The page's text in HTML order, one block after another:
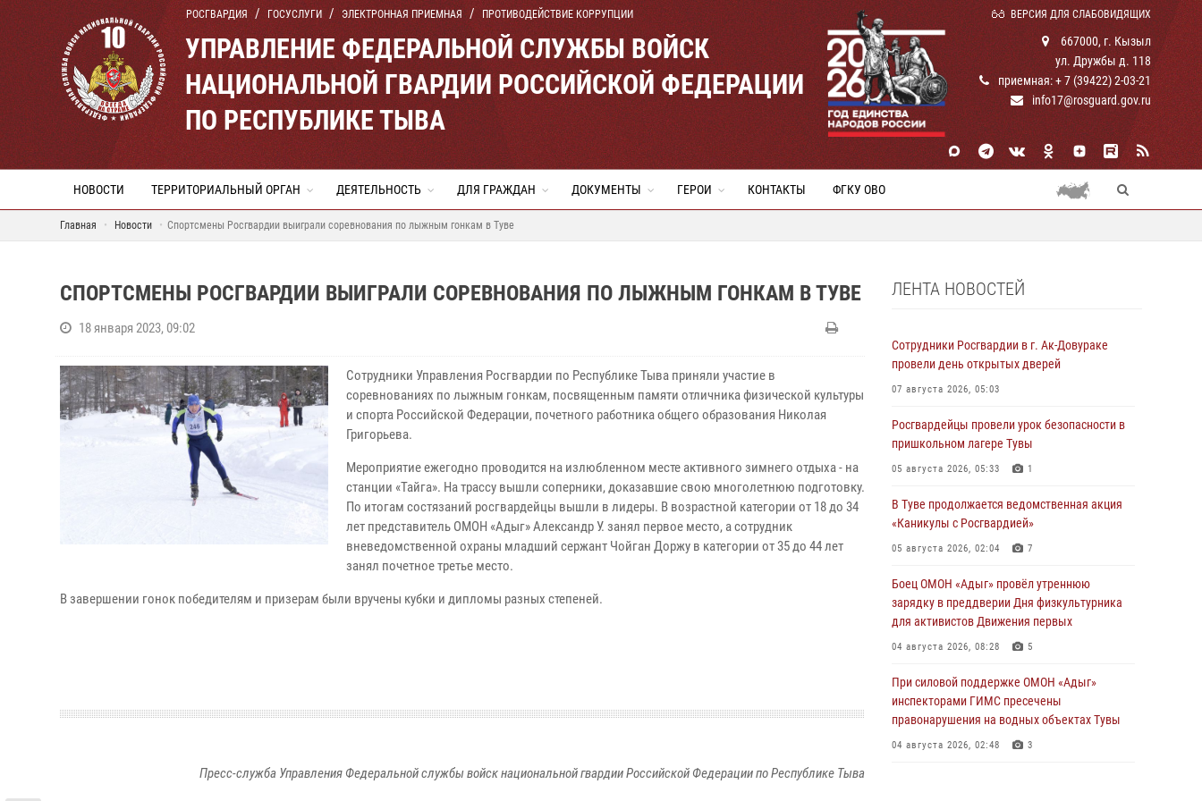
РОСГВАРДИЯ ГОСУСЛУГИ ЭЛЕКТРОННАЯ ПРИЕМНАЯ ПРОТИВОДЕЙСТВИЕ КОРРУПЦИИ ВЕРСИЯ ДЛЯ СЛАБОВИДЯЩИХ
УПРАВЛЕНИЕ ФЕДЕРАЛЬНОЙ СЛУЖБЫ ВОЙСК
НАЦИОНАЛЬНОЙ ГВАРДИИ РОССИЙСКОЙ ФЕДЕРАЦИИ
ПО РЕСПУБЛИКЕ ТЫВА
667000, г. Кызыл
ул. Дружбы д. 118
приемная: + 7 (39422) 2-03-21
info17@rosguard.gov.ru
НОВОСТИ ТЕРРИТОРИАЛЬНЫЙ ОРГАН ДЕЯТЕЛЬНОСТЬ ДЛЯ ГРАЖДАН ДОКУМЕНТЫ ГЕРОИ КОНТАКТЫ ФГКУ ОВО
Главная Новости Спортсмены Росгвардии выиграли соревнования по лыжным гонкам в Туве
СПОРТСМЕНЫ РОСГВАРДИИ ВЫИГРАЛИ СОРЕВНОВАНИЯ ПО ЛЫЖНЫМ ГОНКАМ В ТУВЕ
18 января 2023, 09:02
Сотрудники Управления Росгвардии по Республике Тыва приняли участие в
соревнованиях по лыжным гонкам, посвященным памяти отличника физической культуры
и спорта Российской Федерации, почетного работника общего образования Николая
Григорьева.
Мероприятие ежегодно проводится на излюбленном месте активного зимнего отдыха - на
станции «Тайга». На трассу вышли соперники, доказавшие свою многолетнюю подготовку.
По итогам состязаний росгвардейцы вышли в лидеры. В возрастной категории от 18 до 34
лет представитель ОМОН «Адыг» Александр У. занял первое место, а сотрудник
вневедомственной охраны младший сержант Чойган Доржу в категории от 35 до 44 лет
занял почетное третье место.
В завершении гонок победителям и призерам были вручены кубки и дипломы разных степеней.
Пресс-служба Управления Федеральной службы войск национальной гвардии Российской Федерации по Республике Тыва
ЛЕНТА НОВОСТЕЙ
Сотрудники Росгвардии в г. Ак-Довураке
провели день открытых дверей
07 августа 2026, 05:03
Росгвардейцы провели урок безопасности в
пришкольном лагере Тувы
05 августа 2026, 05:33 1
В Туве продолжается ведомственная акция
«Каникулы с Росгвардией»
05 августа 2026, 02:04 7
Боец ОМОН «Адыг» провёл утреннюю
зарядку в преддверии Дня физкультурника
для активистов Движения первых
04 августа 2026, 08:28 5
При силовой поддержке ОМОН «Адыг»
инспекторами ГИМС пресечены
правонарушения на водных объектах Тувы
04 августа 2026, 02:48 3